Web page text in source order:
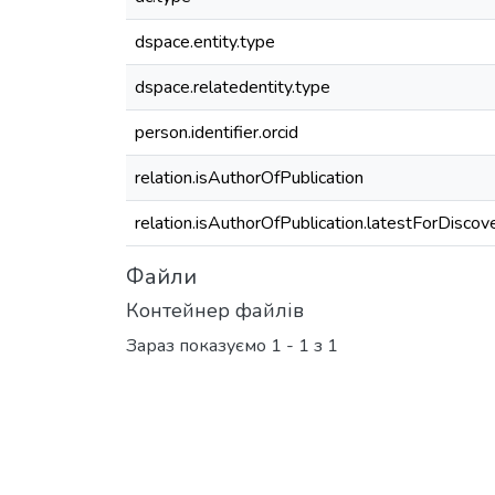
dspace.entity.type
dspace.relatedentity.type
person.identifier.orcid
relation.isAuthorOfPublication
Файли
Контейнер файлів
Зараз показуємо 1 - 1 з 1